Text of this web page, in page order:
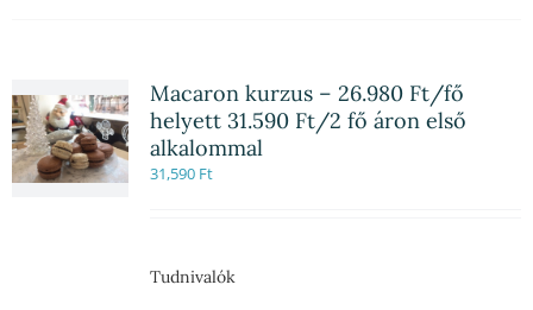
Macaron kurzus – 26.980 Ft/fő
helyett 31.590 Ft/2 fő áron első
alkalommal
31,590 Ft
Tudnivalók